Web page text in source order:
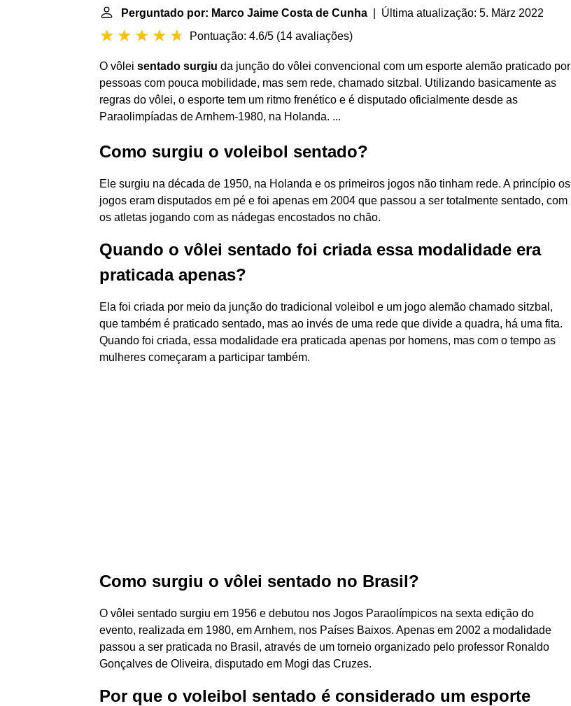
Perguntado por: Marco Jaime Costa de Cunha | Última atualização: 5. März 2022
Pontuação: 4.6/5 (14 avaliações)
O vôlei sentado surgiu da junção do vôlei convencional com um esporte alemão praticado por
pessoas com pouca mobilidade, mas sem rede, chamado sitzbal. Utilizando basicamente as
regras do vôlei, o esporte tem um ritmo frenético e é disputado oficialmente desde as
Paraolimpíadas de Arnhem-1980, na Holanda. ...
Como surgiu o voleibol sentado?
Ele surgiu na década de 1950, na Holanda e os primeiros jogos não tinham rede. A princípio os
jogos eram disputados em pé e foi apenas em 2004 que passou a ser totalmente sentado, com
os atletas jogando com as nádegas encostados no chão.
Quando o vôlei sentado foi criada essa modalidade era
praticada apenas?
Ela foi criada por meio da junção do tradicional voleibol e um jogo alemão chamado sitzbal,
que também é praticado sentado, mas ao invés de uma rede que divide a quadra, há uma fita.
Quando foi criada, essa modalidade era praticada apenas por homens, mas com o tempo as
mulheres começaram a participar também.
Como surgiu o vôlei sentado no Brasil?
O vôlei sentado surgiu em 1956 e debutou nos Jogos Paraolímpicos na sexta edição do
evento, realizada em 1980, em Arnhem, nos Países Baixos. Apenas em 2002 a modalidade
passou a ser praticada no Brasil, através de um torneio organizado pelo professor Ronaldo
Gonçalves de Oliveira, disputado em Mogi das Cruzes.
Por que o voleibol sentado é considerado um esporte